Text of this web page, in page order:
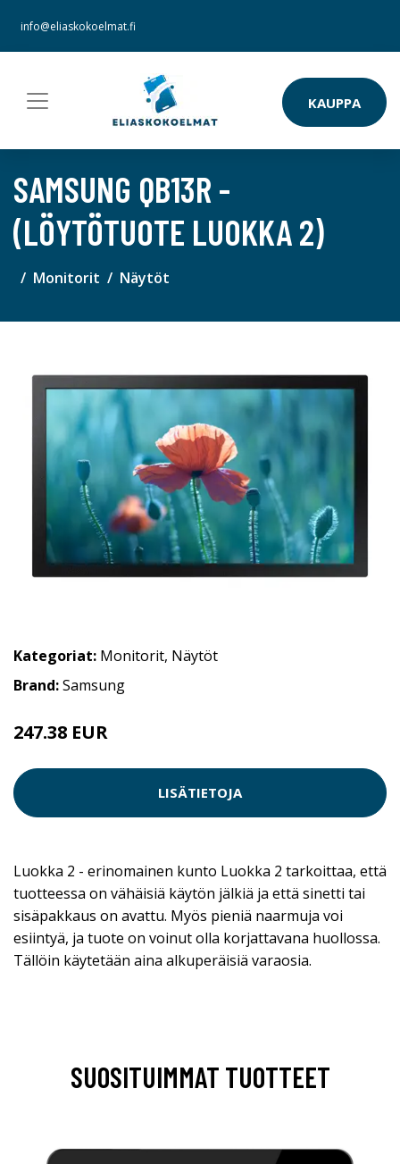
info@eliaskokoelmat.fi
KAUPPA
SAMSUNG QB13R -
(LÖYTÖTUOTE LUOKKA 2)
Monitorit Näytöt
Kategoriat: Monitorit, Näytöt
Brand:Samsung
247.38 EUR
LISÄTIETOJA
Luokka 2 - erinomainen kunto Luokka 2 tarkoittaa, että
tuotteessa on vähäisiä käytön jälkiä ja että sinetti tai
sisäpakkaus on avattu. Myös pieniä naarmuja voi
esiintyä, ja tuote on voinut olla korjattavana huollossa.
Tällöin käytetään aina alkuperäisiä varaosia.
SUOSITUIMMAT TUOTTEET